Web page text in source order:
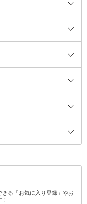
きる「お気に入り登録」やお